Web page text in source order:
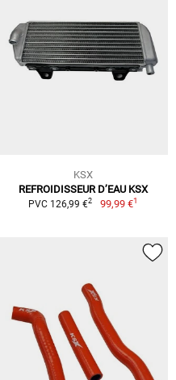
KSX
REFROIDISSEUR D’EAU KSX
PVC 126,99 €2 99,99 €1